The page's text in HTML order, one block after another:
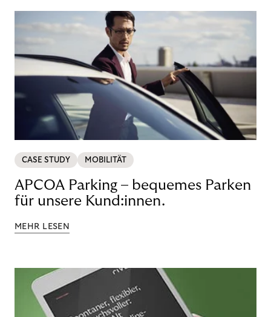
CASE STUDY MOBILITÄT
APCOA Parking – bequemes Parken
für unsere Kund:innen.
MEHR LESEN